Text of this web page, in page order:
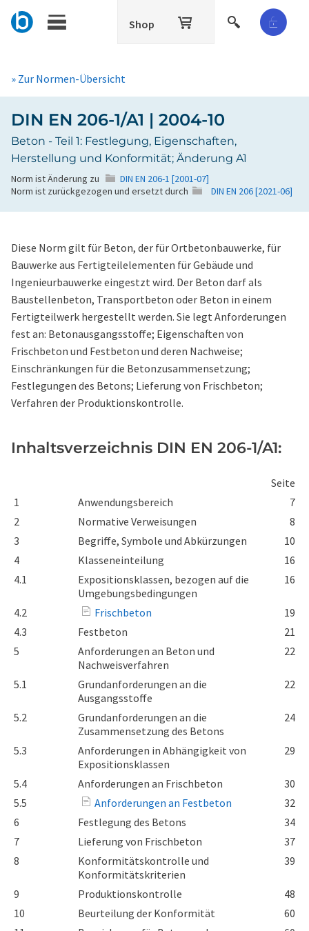
Shop
» Zur Normen-Übersicht
DIN EN 206-1/A1 | 2004-10
Beton - Teil 1: Festlegung, Eigenschaften,
Herstellung und Konformität; Änderung A1
Norm ist Änderung zu
DIN EN 206-1 [2001-07]
Norm ist zurückgezogen und ersetzt durch
DIN EN 206 [2021-06]
Diese Norm gilt für Beton, der für Ortbetonbauwerke, für
Bauwerke aus Fertigteilelementen für Gebäude und
Ingenieurbauwerke eingestzt wird. Der Beton darf als
Baustellenbeton, Transportbeton oder Beton in einem
Fertigteilwerk hergestellt werden. Sie legt Anforderungen
fest an: Betonausgangsstoffe; Eigenschaften von
Frischbeton und Festbeton und deren Nachweise;
Einschränkungen für die Betonzusammensetzung;
Festlegungen des Betons; Lieferung von Frischbeton;
Verfahren der Produktionskontrolle.
Inhaltsverzeichnis DIN EN 206-1/A1:
Seite
1
Anwendungsbereich
7
2
Normative Verweisungen
8
3
Begriffe, Symbole und Abkürzungen
10
4
Klasseneinteilung
16
4.1
Expositionsklassen, bezogen auf die
Umgebungsbedingungen
16
4.2 Frischbeton
19
4.3
Festbeton
21
5
Anforderungen an Beton und
Nachweisverfahren
22
5.1
Grundanforderungen an die
Ausgangsstoffe
22
5.2
Grundanforderungen an die
Zusammensetzung des Betons
24
5.3
Anforderungen in Abhängigkeit von
Expositionsklassen
29
5.4 Anforderungen an Frischbeton
30
5.5
Anforderungen an Festbeton
32
6
Festlegung des Betons
34
7
Lieferung von Frischbeton
37
8
Konformitätskontrolle und
Konformitätskriterien
39
9 Produktionskontrolle
48
10
Beurteilung der Konformität
60